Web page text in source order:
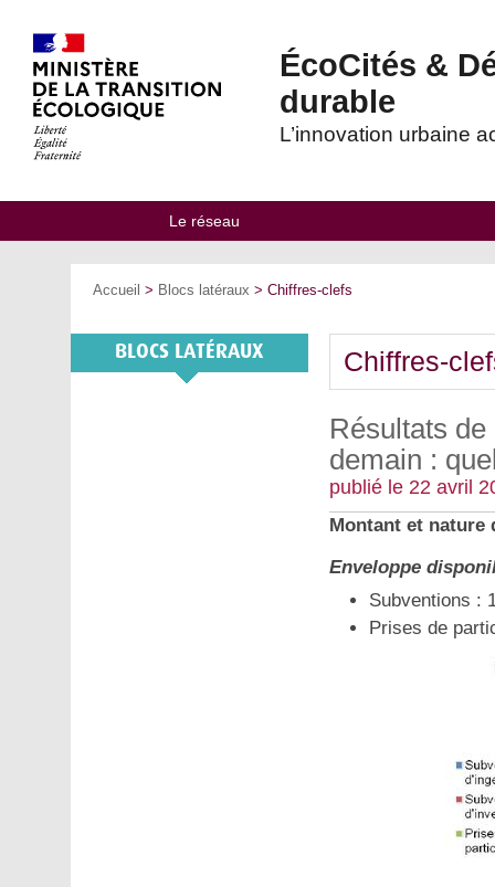
contenu
menu
principal
recherche
menu
haut
page
contenu
l'accueil
ÉcoCités &
durable
L’innovation urbaine
Le réseau
VousAccueil > Blocs latéraux > Chiffres-clefs
Chiffres-
Résultats
demain :
publié le 22 avril
Montant et nature
Enveloppe
Subventions :
Prises de